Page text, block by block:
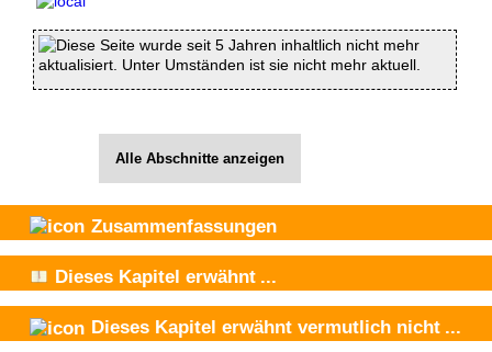
Diese Seite wurde seit 5 Jahren inhaltlich nicht mehr
aktualisiert. Unter Umständen ist sie nicht mehr aktuell.
Alle Abschnitte anzeigen
Zusammenfassungen
Dieses Kapitel erwähnt ...
Dieses Kapitel erwähnt vermutlich nicht ...